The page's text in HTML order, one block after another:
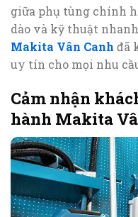
giữa phụ tùng chính
dào và kỹ thuật
Makita Vân Canh đã
uy tín cho mọi nhu
Cảm nhận
hành Makita